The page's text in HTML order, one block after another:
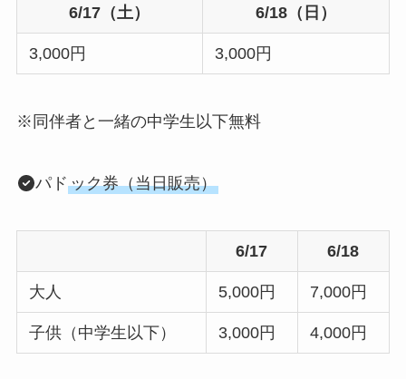
6/17（土） 6/18（日）
3,000円 3,000円
※同伴者と一緒の中学生以下無料
パドック券（当日販売）
6/17 6/18
大人 5,000円 7,000円
子供（中学生以下） 3,000円 4,000円